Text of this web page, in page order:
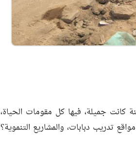
جميلة، فيها كل مقومات الحياة،
تدريب دبابات، والمشاريع التنموية؟